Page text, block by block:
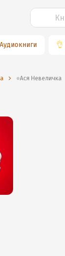
Аудиокниги 👌
⭐️Ася Невеличка